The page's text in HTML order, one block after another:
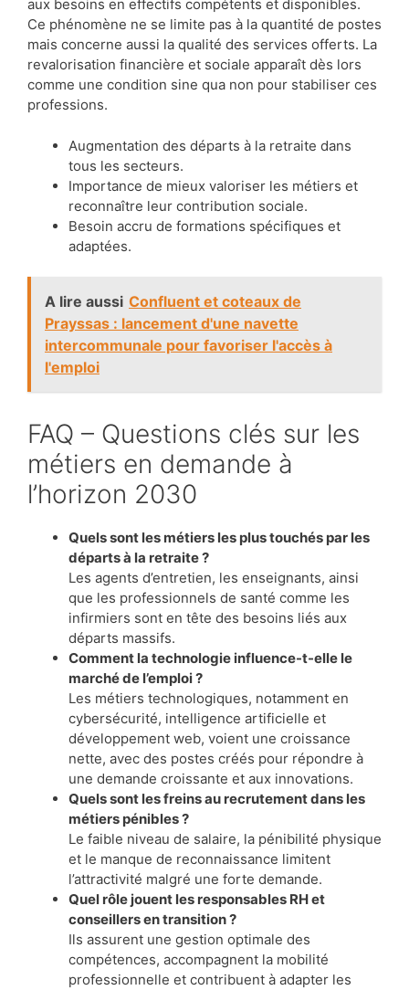
aux besoins en effectifs compétents et disponibles.
Ce phénomène ne se limite pas à la quantité de postes
mais concerne aussi la qualité des services offerts. La
revalorisation financière et sociale apparaît dès lors
comme une condition sine qua non pour stabiliser ces
professions.
Augmentation des départs à la retraite dans
tous les secteurs.
Importance de mieux valoriser les métiers et
reconnaître leur contribution sociale.
Besoin accru de formations spécifiques et
adaptées.
A lire aussi Confluent et coteaux de
Prayssas : lancement d'une navette
intercommunale pour favoriser l'accès à
l'emploi
FAQ – Questions clés sur les
métiers en demande à
l’horizon 2030
Quels sont les métiers les plus touchés par les
départs à la retraite ?
Les agents d’entretien, les enseignants, ainsi
que les professionnels de santé comme les
infirmiers sont en tête des besoins liés aux
départs massifs.
Comment la technologie influence-t-elle le
marché de l’emploi ?
Les métiers technologiques, notamment en
cybersécurité, intelligence artificielle et
développement web, voient une croissance
nette, avec des postes créés pour répondre à
une demande croissante et aux innovations.
Quels sont les freins au recrutement dans les
métiers pénibles ?
Le faible niveau de salaire, la pénibilité physique
et le manque de reconnaissance limitent
l’attractivité malgré une forte demande.
Quel rôle jouent les responsables RH et
conseillers en transition ?
Ils assurent une gestion optimale des
compétences, accompagnent la mobilité
professionnelle et contribuent à adapter les